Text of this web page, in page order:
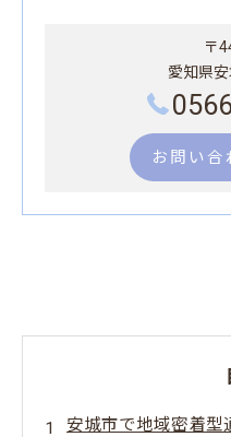
〒
愛知県
お問い合
安城市で地域密着型